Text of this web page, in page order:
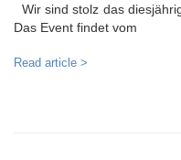
Wir sind stolz das
Das Event findet vom
Read article >